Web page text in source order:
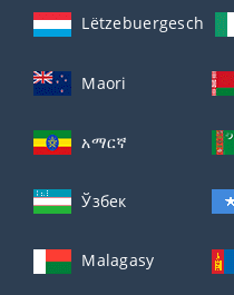
Lëtzebuergesch
Maori
አማርኛ
Ўзбек
Malagasy